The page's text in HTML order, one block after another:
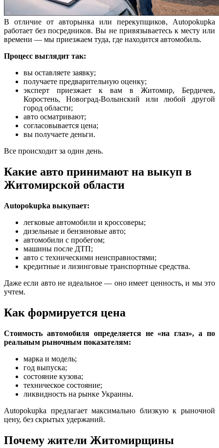
В отличие от авторынка или перекупщиков, Autopokupka
работает без посредников. Вы не привязываетесь к месту или
времени — мы приезжаем туда, где находится автомобиль.
Процесс выглядит так:
вы оставляете заявку;
получаете предварительную оценку;
эксперт приезжает к вам в Житомир, Бердичев,
Коростень, Новоград-Волынский или любой другой
город области;
авто осматривают;
согласовывается цена;
вы получаете деньги.
Все происходит за один день.
Какие авто принимают на выкуп в
Житомирской области
Autopokupka выкупает:
легковые автомобили и кроссоверы;
дизельные и бензиновые авто;
автомобили с пробегом;
машины после ДТП;
авто с техническими неисправностями;
кредитные и лизинговые транспортные средства.
Даже если авто не идеальное — оно имеет ценность, и мы это
учтем.
Как формируется цена
Стоимость автомобиля определяется не «на глаз», а по
реальным рыночным показателям:
марка и модель;
год выпуска;
состояние кузова;
техническое состояние;
ликвидность на рынке Украины.
Autopokupka предлагает максимально близкую к рыночной
цену, без скрытых удержаний.
Почему жители Житомирщины